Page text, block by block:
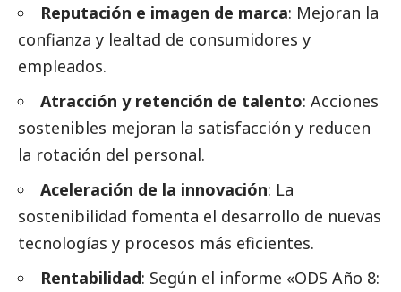
Reputación e imagen de marca: Mejoran la
confianza y lealtad de consumidores y
empleados.
Atracción y retención de talento: Acciones
sostenibles mejoran la satisfacción y reducen
la rotación del personal.
Aceleración de la innovación: La
sostenibilidad fomenta el desarrollo de nuevas
tecnologías y procesos más eficientes.
Rentabilidad: Según el informe «ODS Año 8: